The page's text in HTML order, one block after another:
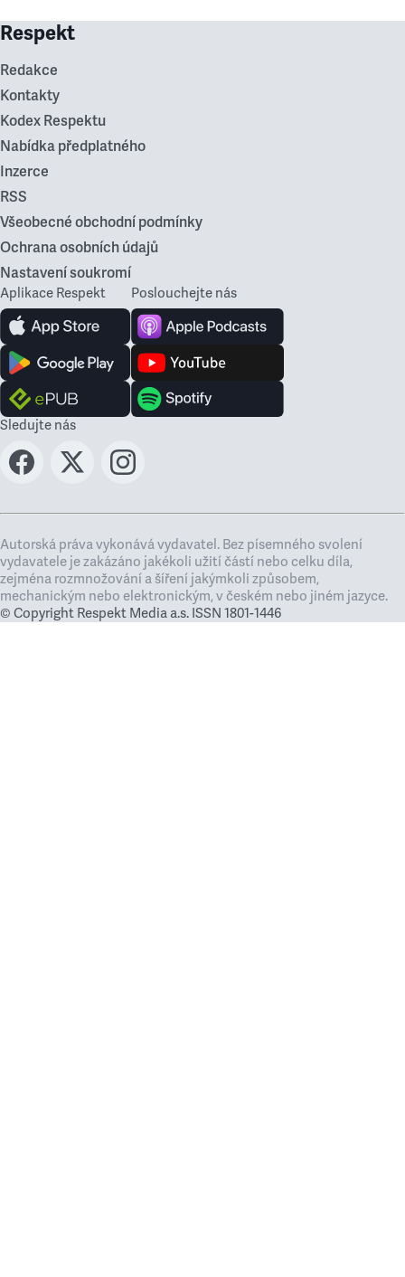
Respekt
Redakce
Kontakty
Kodex Respektu
Nabídka předplatného
Inzerce
RSS
Všeobecné obchodní podmínky
Ochrana osobních údajů
Nastavení soukromí
Aplikace Respekt Poslouchejte nás
Sledujte nás
Autorská práva vykonává vydavatel. Bez písemného svolení
vydavatele je zakázáno jakékoli užití částí nebo celku díla,
zejména rozmnožování a šíření jakýmkoli způsobem,
mechanickým nebo elektronickým, v českém nebo jiném jazyce.
© Copyright Respekt Media a.s. ISSN 1801-1446